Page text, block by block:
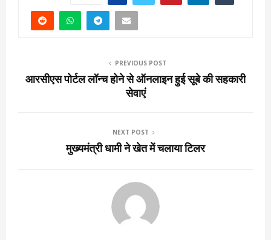
PREVIOUS POST
आरसीएस पोर्टल लॉन्च होने से ऑनलाइन हुई सूबे की सहकारी
सेवाएं
NEXT POST
मुख्यमंत्री धामी ने खेत में चलाया टिलर